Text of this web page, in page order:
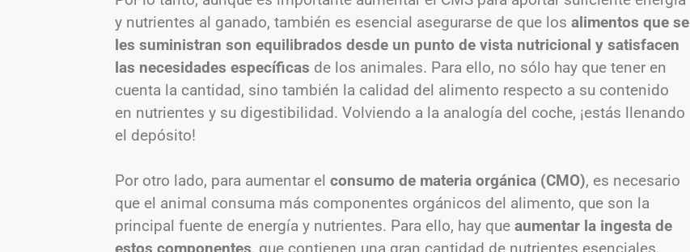
y nutrientes al ganado, también es esencial asegurarse de que los alimentos que se
les suministran son equilibrados desde un punto de vista nutricional y satisfacen
las necesidades específicas de los animales. Para ello, no sólo hay que tener en
cuenta la cantidad, sino también la calidad del alimento respecto a su contenido
en nutrientes y su digestibilidad. Volviendo a la analogía del coche, ¡estás llenando
el depósito!
Por otro lado, para aumentar el consumo de materia orgánica (CMO), es necesario
que el animal consuma más componentes orgánicos del alimento, que son la
principal fuente de energía y nutrientes. Para ello, hay que aumentar la ingesta de